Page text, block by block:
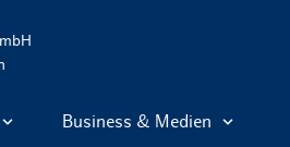
Business & Medien